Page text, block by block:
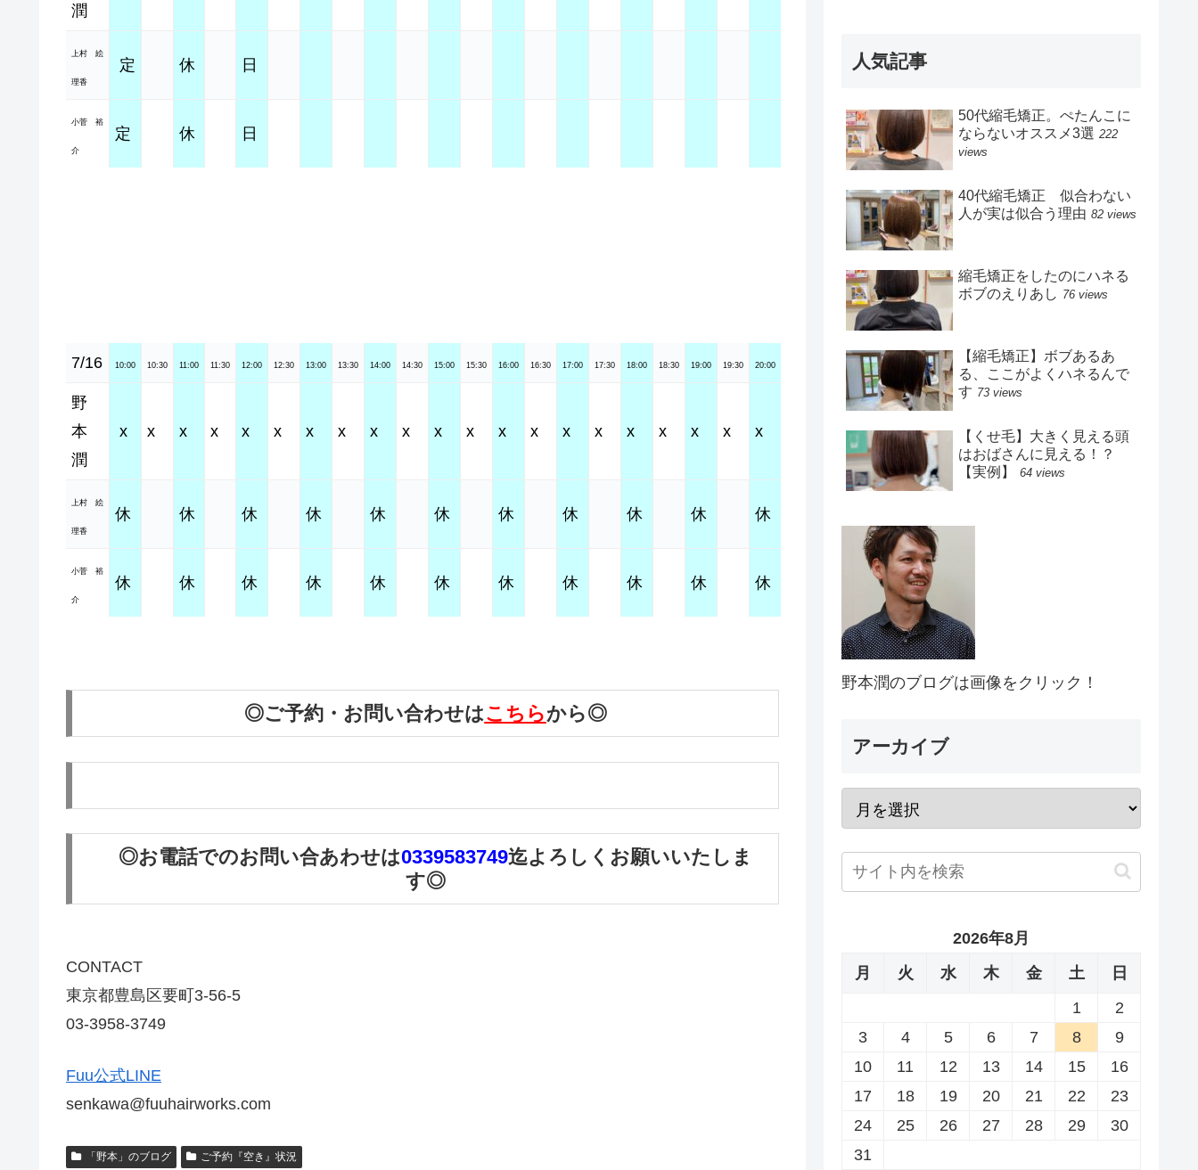
潤
上村 絵
理香
定 休 日
小菅 裕
介
定 休 日
7/16 10:00 10:30 11:00 11:30 12:00 12:30 13:00 13:30 14:00 14:30 15:00 15:30 16:00 16:30 17:00 17:30 18:00 18:30 19:00 19:30 20:00
野
本
潤
x x x x x x x x x x x x x x x x x x x x x
上村 絵
理香
休 休 休 休 休 休 休 休 休 休 休
小菅 裕
介
休 休 休 休 休 休 休 休 休 休 休
◎ご予約・お問い合わせはこちらから◎
◎お電話でのお問い合あわせは0339583749迄よろしくお願いいたしま
す◎
CONTACT
東京都豊島区要町3-56-5
03-3958-3749
Fuu公式LINE
senkawa@fuuhairworks.com
「野本」のブログ ご予約『空き』状況
人気記事
50代縮毛矯正。ぺたんこに
ならないオススメ3選 222
views
40代縮毛矯正 似合わない
人が実は似合う理由 82 views
縮毛矯正をしたのにハネる
ボブのえりあし 76 views
【縮毛矯正】ボブあるあ
る、ここがよくハネるんで
す 73 views
【くせ毛】大きく見える頭
はおばさんに見える！？
【実例】
64 views
野本潤のブログは画像をクリック！
アーカイブ
2026年8月
月
火 水 木 金 土
日
1
2
3
4 5 6 7 8
9
10
11 12 13 14 15
16
17
18 19 20 21 22
23
24
25 26 27 28 29
30
31